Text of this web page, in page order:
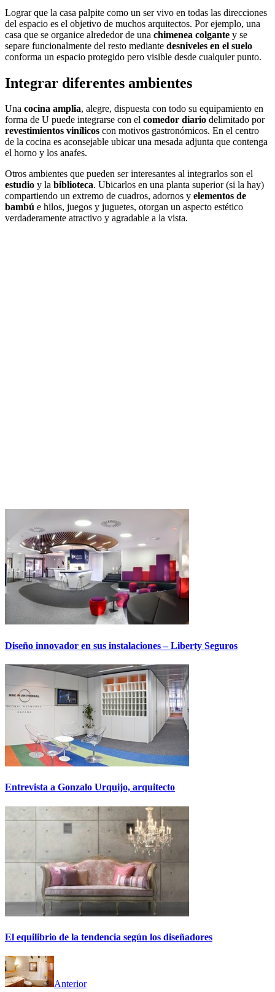
Lograr que la casa palpite como un ser vivo en todas las direcciones
del espacio es el objetivo de muchos arquitectos. Por ejemplo, una
casa que se organice alrededor de una chimenea colgante y se
separe funcionalmente del resto mediante desniveles en el suelo
conforma un espacio protegido pero visible desde cualquier punto.
Integrar diferentes ambientes
Una cocina amplia, alegre, dispuesta con todo su equipamiento en
forma de U puede integrarse con el comedor diario delimitado por
revestimientos vinílicos con motivos gastronómicos. En el centro
de la cocina es aconsejable ubicar una mesada adjunta que contenga
el horno y los anafes.
Otros ambientes que pueden ser interesantes al integrarlos son el
estudio y la biblioteca. Ubicarlos en una planta superior (si la hay)
compartiendo un extremo de cuadros, adornos y elementos de
bambú e hilos, juegos y juguetes, otorgan un aspecto estético
verdaderamente atractivo y agradable a la vista.
Diseño innovador en sus instalaciones – Liberty Seguros
Entrevista a Gonzalo Urquijo, arquitecto
El equilibrio de la tendencia según los diseñadores
Anterior